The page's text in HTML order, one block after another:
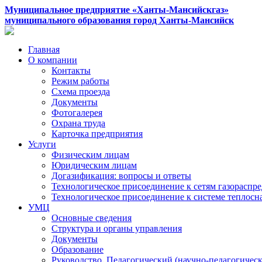
Муниципальное предприятие «Ханты-Мансийскгаз»
муниципального образования город Ханты-Мансийск
Главная
О компании
Контакты
Режим работы
Схема проезда
Документы
Фотогалерея
Охрана труда
Карточка предприятия
Услуги
Физическим лицам
Юридическим лицам
Догазификация: вопросы и ответы
Технологическое присоединение к сетям
Технологическое присоединение к системе
УМЦ
Основные сведения
Структура и органы управления
Документы
Образование
Руководство. Педагогический (научно-